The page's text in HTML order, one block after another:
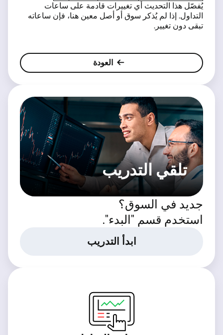
يُفصّل هذا التحديث أي تغييرات قادمة على ساعات
التداول. إذا لم يُذكر سوق أو أصل معين هنا، فإن ساعاته
تبقى دون تغيير.
العودة
تلقي التدريب
جديد في السوق؟
استخدم قسم "البدء".
ابدأ التدريب